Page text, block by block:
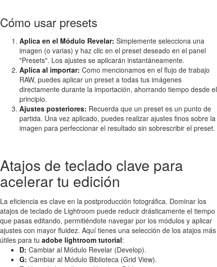
Cómo usar presets
Aplica en el Módulo Revelar: Simplemente selecciona una
imagen (o varias) y haz clic en el preset deseado en el panel
"Presets". Los ajustes se aplicarán instantáneamente.
Aplica al importar: Como mencionamos en el flujo de trabajo
RAW, puedes aplicar un preset a todas tus imágenes
directamente durante la importación, ahorrando tiempo desde el
principio.
Ajustes posteriores: Recuerda que un preset es un punto de
partida. Una vez aplicado, puedes realizar ajustes finos sobre la
imagen para perfeccionar el resultado sin sobrescribir el preset.
Atajos de teclado clave para
acelerar tu edición
La eficiencia es clave en la postproducción fotográfica. Dominar los
atajos de teclado de Lightroom puede reducir drásticamente el tiempo
que pasas editando, permitiéndote navegar por los módulos y aplicar
ajustes con mayor fluidez. Aquí tienes una selección de los atajos más
útiles para tu adobe lightroom tutorial:
D: Cambiar al Módulo Revelar (Develop).
G: Cambiar al Módulo Biblioteca (Grid View).